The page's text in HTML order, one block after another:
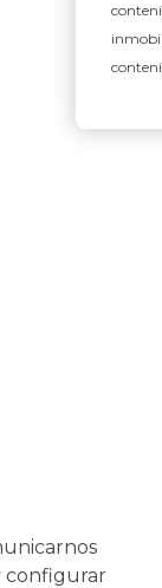
configurar